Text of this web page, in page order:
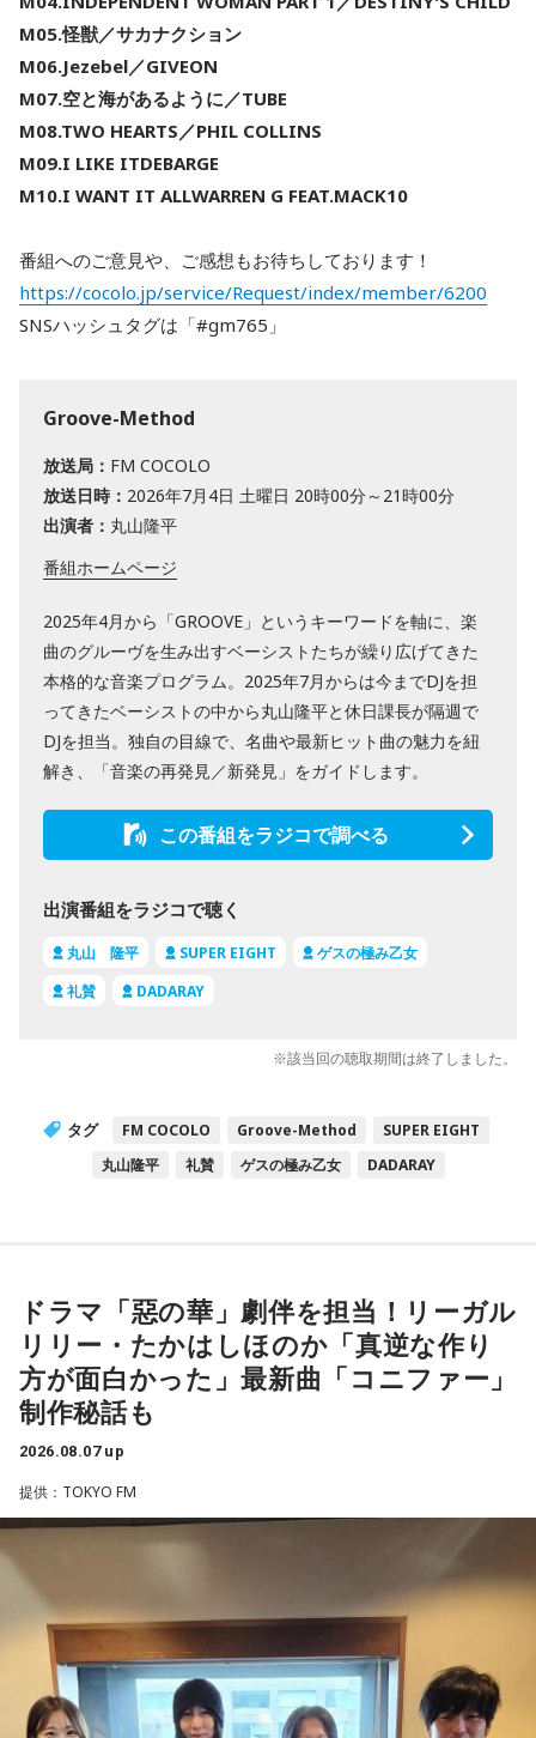
M05.怪獣／サカナクション
M06.Jezebel／GIVEON
M07.空と海があるように／TUBE
M08.TWO HEARTS／PHIL COLLINS
M09.I LIKE ITDEBARGE
M10.I WANT IT ALLWARREN G FEAT.MACK10
番組へのご意見や、ご感想もお待ちしております！
https://cocolo.jp/service/Request/index/member/6200
SNSハッシュタグは「#gm765」
Groove-Method
放送局： FM COCOLO
放送日時： 2026年7月4日 土曜日 20時00分～21時00分
出演者： 丸山隆平
番組ホームページ
2025年4月から「GROOVE」というキーワードを軸に、楽
曲のグルーヴを生み出すベーシストたちが繰り広げてきた
本格的な音楽プログラム。2025年7月からは今までDJを担
ってきたベーシストの中から丸山隆平と休日課長が隔週で
DJを担当。独自の目線で、名曲や最新ヒット曲の魅力を紐
解き、「音楽の再発見／新発見」をガイドします。
この番組をラジコで調べる
出演番組をラジコで聴く
丸山 隆平 SUPER EIGHT
ゲスの極み乙女
礼賛
DADARAY
※該当回の聴取期間は終了しました。
タグ FM COCOLO Groove-Method
SUPER EIGHT
丸山隆平
礼賛 ゲスの極み乙女 DADARAY
ドラマ「惡の華」劇伴を担当！リーガル
リリー・たかはしほのか「真逆な作り
方が面白かった」最新曲「コニファー」
制作秘話も
2026.08.07 up
提供：TOKYO FM